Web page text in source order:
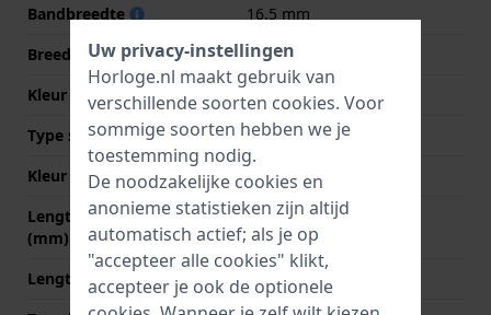
Bandbreedte
16.5 mm
Breedte bandaanzet
16.5 mm
Kleur Band
Type sluiting
Gesp
Kleur sluiting
Transparant
Lengte band op 12 uur
(mm)
80 mm
Lengte band op 6 uur (mm)
110 mm
Uw privacy-instellingen
Horloge.nl maakt gebruik van
verschillende soorten cookies. Voor
sommige soorten hebben we je
toestemming nodig.
De noodzakelijke cookies en
anonieme statistieken zijn altijd
automatisch actief; als je op
"accepteer alle cookies" klikt,
accepteer je ook de optionele